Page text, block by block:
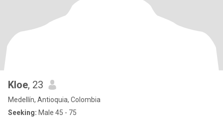
Kloe, 23
Medellín, Antioquia, Colombia
Seeking: Male 45 - 75